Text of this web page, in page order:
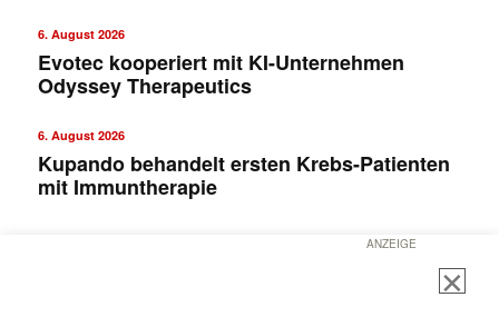
6. August 2026
Evotec kooperiert mit KI-Unternehmen
Odyssey Therapeutics
6. August 2026
Kupando behandelt ersten Krebs-Patienten
mit Immuntherapie
ANZEIGE